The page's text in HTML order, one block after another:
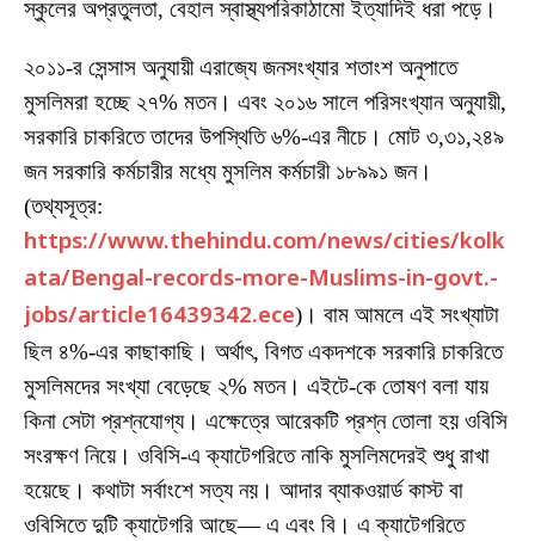
স্কুলের অপ্রতুলতা, বেহাল স্বাস্থ্যপরিকাঠামো ইত্যাদিই ধরা পড়ে।
২০১১-র সেন্সাস অনুযায়ী এরাজ্যে জনসংখ্যার শতাংশ অনুপাতে
মুসলিমরা হচ্ছে ২৭% মতন। এবং ২০১৬ সালে পরিসংখ্যান অনুযায়ী,
সরকারি চাকরিতে তাদের উপস্থিতি ৬%-এর নীচে। মোট ৩,৩১,২৪৯
জন সরকারি কর্মচারীর মধ্যে মুসলিম কর্মচারী ১৮৯৯১ জন।
(তথ্যসূত্র:
https://www.thehindu.com/news/cities/kolk
ata/Bengal-records-more-Muslims-in-govt.-
jobs/article16439342.ece)। বাম আমলে এই সংখ্যাটা
ছিল ৪%-এর কাছাকাছি। অর্থাৎ, বিগত একদশকে সরকারি চাকরিতে
মুসলিমদের সংখ্যা বেড়েছে ২% মতন। এইটে-কে তোষণ বলা যায়
কিনা সেটা প্রশ্নযোগ্য। এক্ষেত্রে আরেকটি প্রশ্ন তোলা হয় ওবিসি
সংরক্ষণ নিয়ে। ওবিসি-এ ক্যাটেগরিতে নাকি মুসলিমদেরই শুধু রাখা
হয়েছে। কথাটা সর্বাংশে সত্য নয়। আদার ব্যাকওয়ার্ড কাস্ট বা
ওবিসিতে দুটি ক্যাটেগরি আছে— এ এবং বি। এ ক্যাটেগরিতে